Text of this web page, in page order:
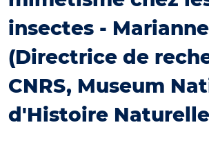
insectes -
(Directrice de
CNRS, Museum
d'Histoire